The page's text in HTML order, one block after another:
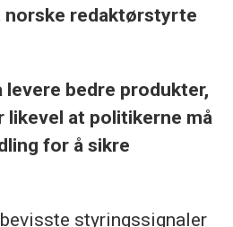
norske redaktørstyrte
levere bedre produkter,
likevel at politikerne må
for å sikre
styringssignaler